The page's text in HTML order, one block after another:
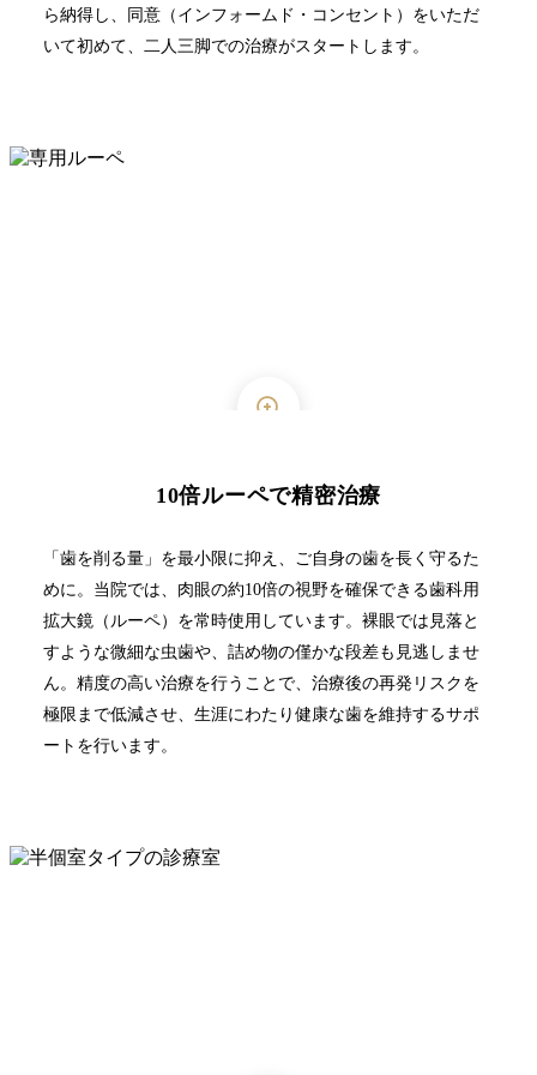
ら納得し、同意（インフォームド・コンセント）をいただ
いて初めて、二人三脚での治療がスタートします。
10倍ルーペで精密治療
「歯を削る量」を最小限に抑え、ご自身の歯を長く守るた
めに。当院では、肉眼の約10倍の視野を確保できる歯科用
拡大鏡（ルーペ）を常時使用しています。裸眼では見落と
すような微細な虫歯や、詰め物の僅かな段差も見逃しませ
ん。精度の高い治療を行うことで、治療後の再発リスクを
極限まで低減させ、生涯にわたり健康な歯を維持するサポ
ートを行います。